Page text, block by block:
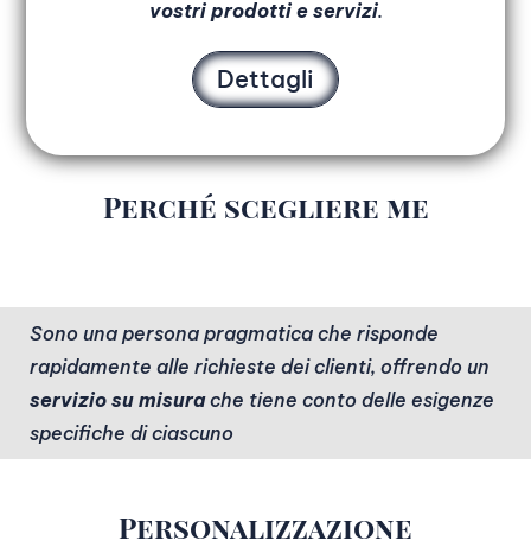
vostri prodotti e servizi.
Dettagli
Perché scegliere me
Sono una persona pragmatica che risponde
rapidamente alle richieste dei clienti, offrendo un
servizio su misurache tiene conto delle esigenze
specifiche di ciascuno
Personalizzazione